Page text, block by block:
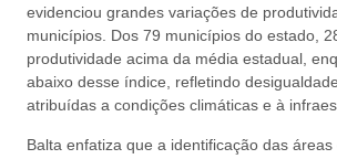
evidenciou grandes variações de
municípios. Dos 79 municípios do estado,
produtividade acima da média estadual,
abaixo desse índice, refletindo
atribuídas a condições climáticas e à
Balta enfatiza que a identificação das